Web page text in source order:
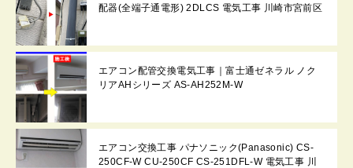
配器(全端子通電形) 2DLCS 電気工事 川崎市宮前区
エアコン配管交換電気工事｜富士通ゼネラル ノク
リアAHシリーズ AS-AH252M-W
エアコン交換工事 パナソニック(Panasonic) CS-
250CF-W CU-250CF CS-251DFL-W 電気工事 川